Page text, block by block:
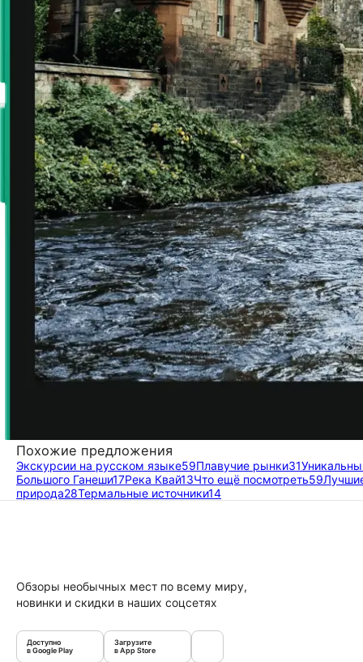
Похожие предложения
Экскурсии на русском языке59Плавучие рынки31
Большого Ганеши17Река Квай13Что ещё посмотреть59
природа28Термальные источники14
Обзоры необычных мест по всему миру,
новинки и скидки в наших соцсетях
Доступно
в Google Play
Загрузите
в App Store